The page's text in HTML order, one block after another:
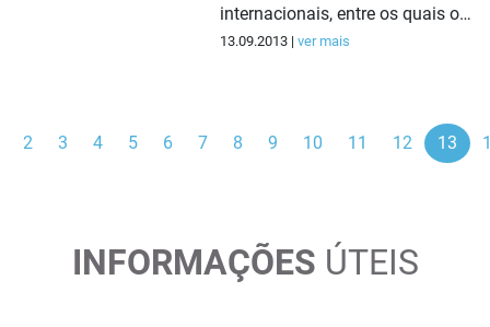
internacionais, entre os quais o…
13.09.2013 | ver mais
2 3 4 5 6 7 8 9 10 11 12 13
INFORMAÇÕES ÚTEIS